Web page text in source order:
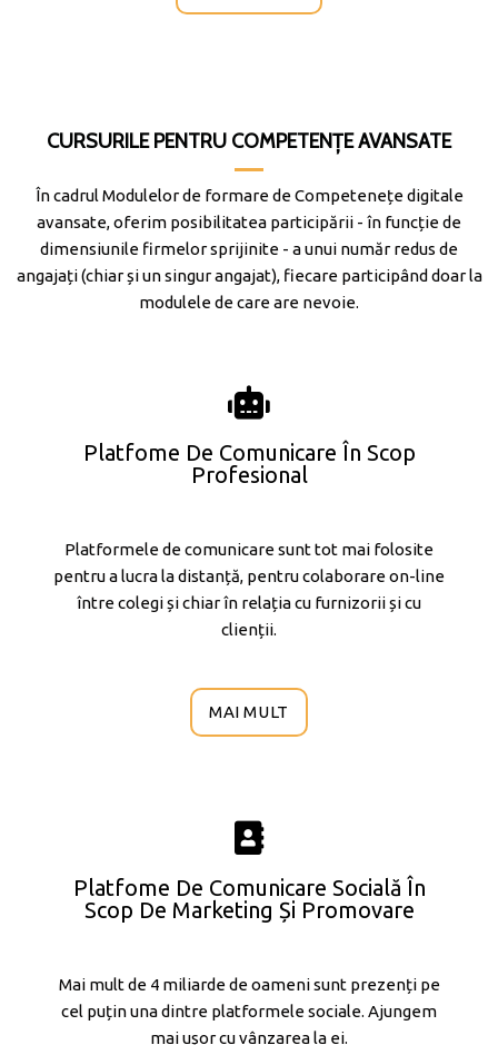
CURSURILE PENTRU COMPETENȚE AVANSATE
În cadrul Modulelor de formare de Competenețe digitale
avansate, oferim posibilitatea participării - în funcție de
dimensiunile firmelor sprijinite - a unui număr redus de
angajați (chiar și un singur angajat), fiecare participând doar la
modulele de care are nevoie.
Platfome De Comunicare În Scop
Profesional
Platformele de comunicare sunt tot mai folosite
pentru a lucra la distanță, pentru colaborare on-line
între colegi și chiar în relația cu furnizorii și cu
clienții.
MAI MULT
Platfome De Comunicare Socială În
Scop De Marketing Și Promovare
Mai mult de 4 miliarde de oameni sunt prezenți pe
cel puțin una dintre platformele sociale. Ajungem
mai ușor cu vânzarea la ei.